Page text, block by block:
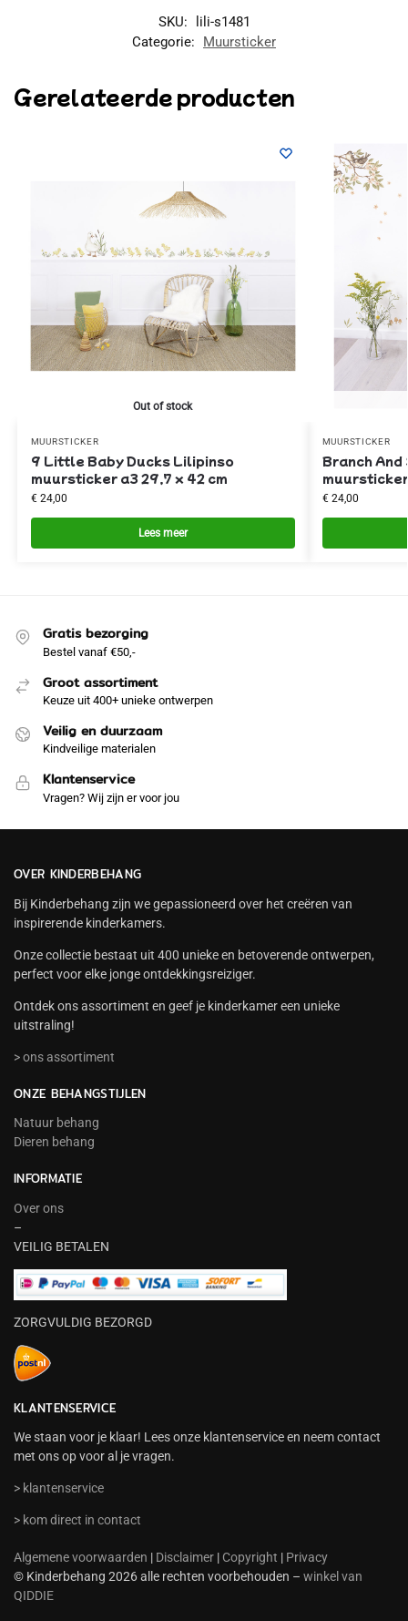
SKU:
lili-s1481
Categorie:
Muursticker
Gerelateerde producten
Out of stock
MUURSTICKER
9 Little Baby Ducks Lilipinso
muursticker a3 29,7 x 42 cm
€24,00
Lees meer
MUURSTICKER
Branch
€24,00
Gratis bezorging
Bestel vanaf €50,-
Groot assortiment
Keuze uit 400+ unieke ontwerpen
Veilig en duurzaam
Kindveilige materialen
Klantenservice
Vragen? Wij zijn er voor jou
OVER KINDERBEHANG
Bij Kinderbehang zijn we gepassioneerd over het creëren van
inspirerende kinderkamers.
Onze collectie bestaat uit 400 unieke en betoverende ontwerpen,
perfect voor elke jonge ontdekkingsreiziger.
Ontdek ons assortiment en geef je kinderkamer een unieke
uitstraling!
> ons assortiment
ONZE BEHANGSTIJLEN
Natuur behang
Dieren behang
INFORMATIE
Over ons
–
VEILIG BETALEN
ZORGVULDIG BEZORGD
KLANTENSERVICE
We staan voor je klaar! Lees onze klantenservice en neem contact
met ons op voor al je vragen.
> klantenservice
> kom direct in contact
Algemene voorwaarden | Disclaimer | Copyright | Privacy
© Kinderbehang 2026 alle rechten voorbehouden – winkel van
QIDDIE